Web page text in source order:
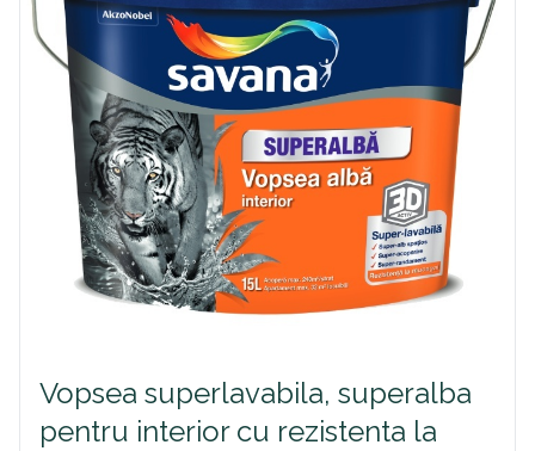
Vopsea superlavabila, superalba
pentru interior cu rezistenta la